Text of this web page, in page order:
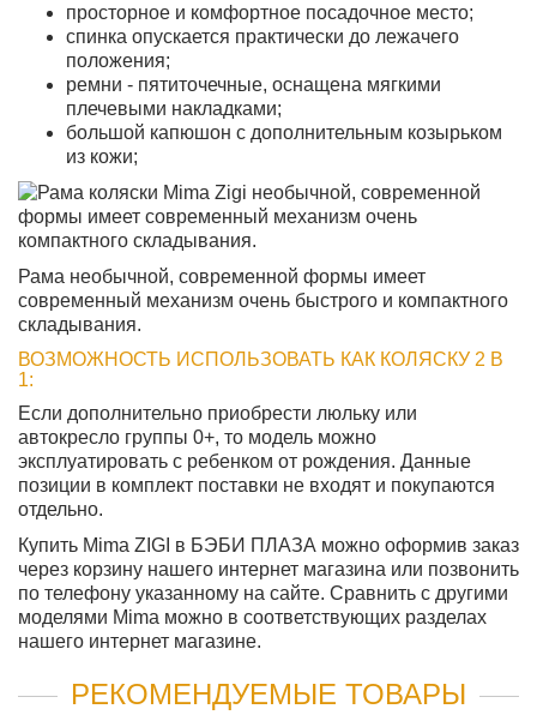
просторное и комфортное посадочное место;
спинка опускается практически до лежачего
положения;
ремни - пятиточечные, оснащена мягкими
плечевыми накладками;
большой капюшон с дополнительным козырьком
из кожи;
Рама необычной, современной формы имеет
современный механизм очень быстрого и компактного
складывания.
ВОЗМОЖНОСТЬ ИСПОЛЬЗОВАТЬ КАК КОЛЯСКУ 2 В
1:
Если дополнительно приобрести люльку или
автокресло группы 0+, то модель можно
эксплуатировать с ребенком от рождения. Данные
позиции в комплект поставки не входят и покупаются
отдельно.
Купить Mima ZIGI в БЭБИ ПЛАЗА можно оформив заказ
через корзину нашего интернет магазина или позвонить
по телефону указанному на сайте. Сравнить с другими
моделями Mima можно в соответствующих разделах
нашего интернет магазине.
РЕКОМЕНДУЕМЫЕ ТОВАРЫ